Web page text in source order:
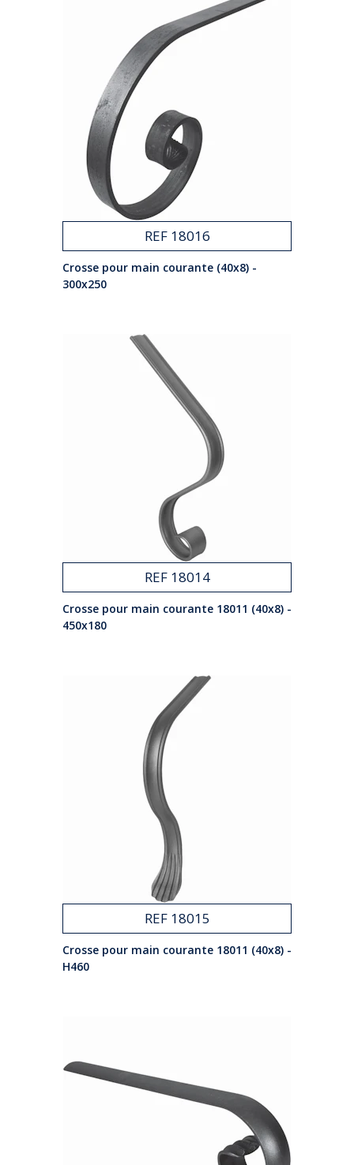
REF 18016
Crosse pour main courante (40x8) -
300x250
REF 18014
Crosse pour main courante 18011 (40x8) -
450x180
REF 18015
Crosse pour main courante 18011 (40x8) -
H460